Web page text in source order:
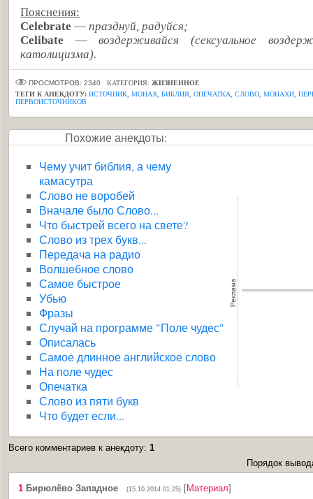
Пояснения:
Celebrate — празднуй, радуйся;
Celibate —воздерживайся (сексуальное
католицизма).
ПРОСМОТРОВ: 2340 КАТЕГОРИЯ: ЖИЗНЕННОЕ
ТЕГИ К АНЕКДОТУ: ИСТОЧНИК МОНАХ БИБЛИЯ ОПЕЧАТКА СЛОВО МОНАХИ
ПЕРВОИСТОЧНИКОВ
Похожие анекдоты:
Чему учит библия, а чему
камасутра
Слово не воробей
Вначале было Слово...
Что быстрей всего на свете?
Слово из трех букв...
Передача на радио
Волшебное слово
Самое быстрое
Убью
Фразы
Случай на программе "Поле чудес"
Описалась
Самое длинное английское слово
На поле чудес
Опечатка
Слово из пяти букв
Что будет если...
Всего комментариев к анекдоту: 1
Порядок
1 Бирюлёво Западное (15.10.2014 01:25) [Материал]